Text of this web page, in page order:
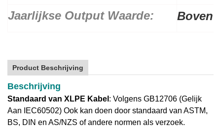
Jaarlijkse Output Waarde:
Boven
Product Beschrijving
Beschrijving
Standaard van XLPE Kabel : Volgens GB12706 (Gelijk
Aan IEC60502) Ook kan doen door standaard van ASTM,
BS, DIN en AS/NZS of andere normen als verzoek.